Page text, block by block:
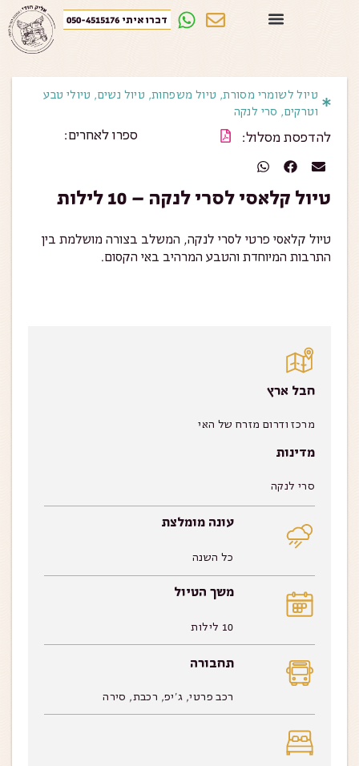
דברו איתי 050-4515176
טיול לשומרי מסורת, טיול משפחות, טיול נשים, טיולי טבע
וטרקים, סרי לנקה
להדפסת מסלול: ספרו לאחרים:
טיול קלאסי לסרי לנקה – 10 לילות
טיול קלאסי פרטי לסרי לנקה, המשלב בצורה מושלמת בין
התרבות המיוחדת והטבע המרהיב באי הקסום.
חבל ארץ
מרכז ודרום מזרח של האי
מדינות
סרי לנקה
עונה מומלצת
כל השנה
משך הטיול
10 לילות
תחבורה
רכב פרטי, ג’יפ, רכבת, סירה